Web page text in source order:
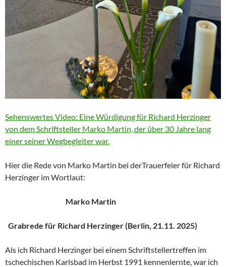
Sehenswertes Video: Eine Würdigung für Richard Herzinger
von dem Schriftsteller Marko Martin, der über 30 Jahre lang
einer seiner Wegbegleiter war.
Hier die Rede von Marko Martin bei derTrauerfeier für Richard
Herzinger im Wortlaut:
Marko Martin
Grabrede für Richard Herzinger (Berlin, 21.11. 2025)
Als ich Richard Herzinger bei einem Schriftstellertreffen im
tschechischen Karlsbad im Herbst 1991 kennenlernte, war ich